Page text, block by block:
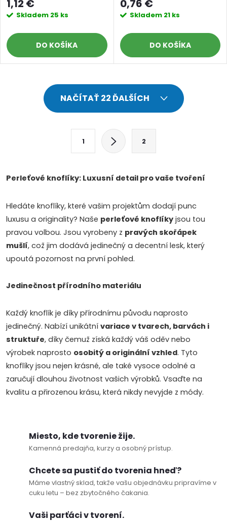
1,12 €
Skladem 25 ks
DO KOŠÍKA
0,76 €
Skladem 21 ks
DO KOŠÍKA
d
c
i
e
v
k
y
v
ý
NAČÍTAŤ 22 ĎALŠÍCH
á
k
o
v
a
n
e
1 2
Perleťové knoflíky: Luxusní detail pro vaše tvoření
Hledáte knoflíky, které vašim projektům dodají punc
luxusu a originality? Naše perleťové knoflíky jsou tou
pravou volbou. Jsou vyrobeny z pravých skořápek
mušlí, což jim dodává jedinečný a decentní lesk, který
upoutá pozornost na první pohled.
Jedinečnost přírodního materiálu
Každý knoflík je díky přírodnímu původu naprosto
jedinečný. Nabízí unikátní variace v tvarech, barvách i
struktuře, díky čemuž získá každý váš oděv nebo
výrobek naprosto osobitý a originální vzhled. Tyto
knoflíky jsou nejen krásné, ale také vysoce odolné a
zaručují dlouhou životnost vašich výrobků. Vsaďte na
kvalitu a přirozenou krásu, která nikdy nevyjde z módy.
Miesto, kde tvorenie žije.
Kamenná predajňa, kurzy a osobný prístup.
Chcete sa pustiť do tvorenia hneď?
Máme vlastný sklad, takže vašu objednávku pripravíme v
cuku letu – bez zbytočného čakania.
Vaši parťáci v tvorení.